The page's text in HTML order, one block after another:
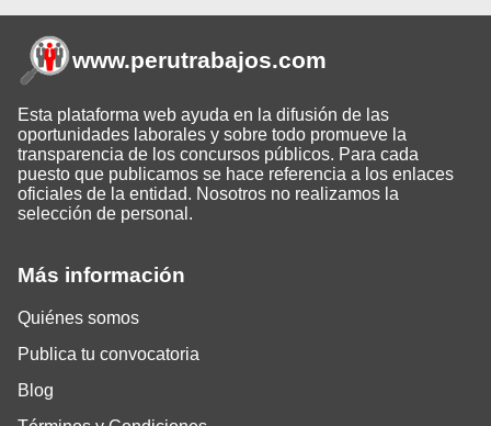
Más información
Quiénes somos
Publica tu convocatoria
Blog
www.perutrabajos.com
Esta plataforma web ayuda en la difusión de las
oportunidades laborales y sobre todo promueve la
transparencia de los concursos públicos. Para cada
puesto que publicamos se hace referencia a los enlaces
oficiales de la entidad. Nosotros no realizamos la
selección de personal.